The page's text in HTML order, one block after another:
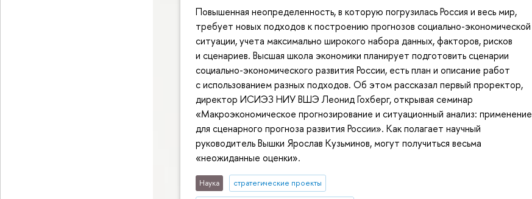
Повышенная неопределенность, в которую погрузилась Россия и весь мир,
требует новых подходов к построению прогнозов социально-экономической
ситуации, учета максимально широкого набора данных, факторов, рисков
и сценариев. Высшая школа экономики планирует подготовить сценарии
социально-экономического развития России, есть план и описание работ
с использованием разных подходов. Об этом рассказал первый проректор,
директор ИСИЭЗ НИУ ВШЭ Леонид Гохберг, открывая семинар
«Макроэкономическое прогнозирование и ситуационный анализ: применение
для сценарного прогноза развития России». Как полагает научный
руководитель Вышки Ярослав Кузьминов, могут получиться весьма
«неожиданные оценки».
Наука стратегические проекты